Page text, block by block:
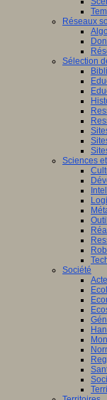
Réseaux
Sélection
Sciences
Société